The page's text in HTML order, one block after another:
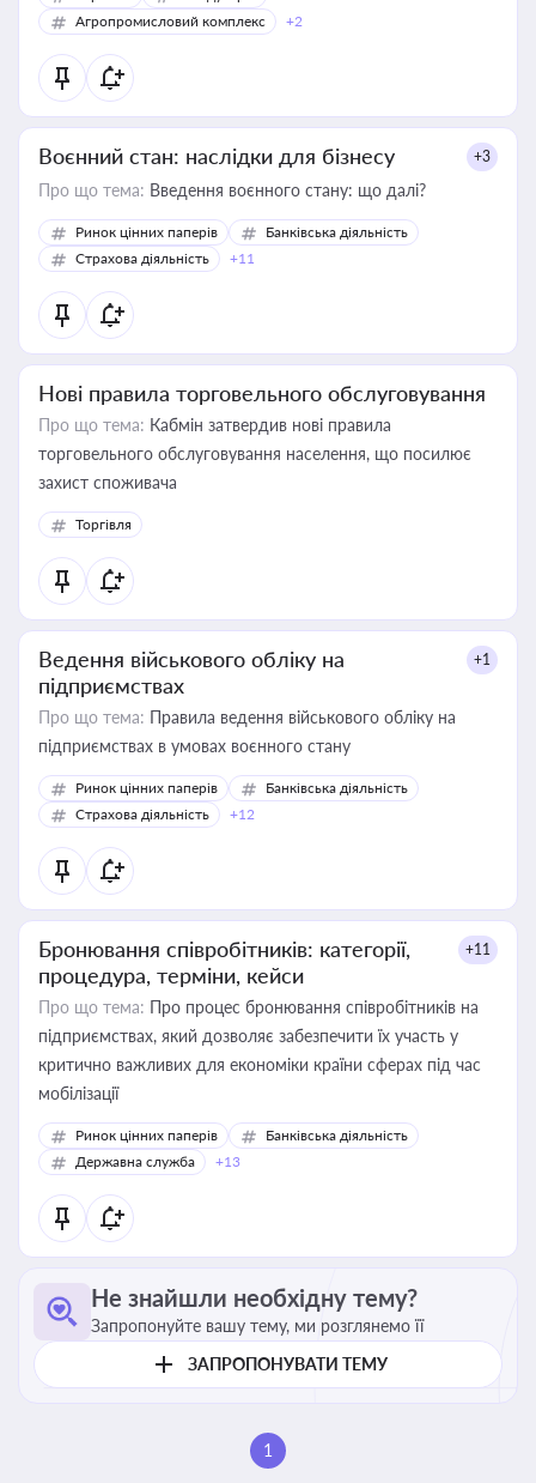
Агропромисловий комплекс
+2
Воєнний стан: наслідки для бізнесу +3
Про що тема: Введення воєнного стану: що далі?
Ринок цінних паперів
Банківська діяльність
Страхова діяльність
+11
Нові правила торговельного обслуговування
Про що тема: Кабмін затвердив нові правила
торговельного обслуговування населення, що посилює
захист споживача
Торгівля
Ведення військового обліку на
підприємствах
+1
Про що тема: Правила ведення військового обліку на
підприємствах в умовах воєнного стану
Ринок цінних паперів
Банківська діяльність
Страхова діяльність
+12
Бронювання співробітників: категорії,
процедура, терміни, кейси
+11
Про що тема: Про процес бронювання співробітників на
підприємствах, який дозволяє забезпечити їх участь у
критично важливих для економіки країни сферах під час
мобілізації
Ринок цінних паперів
Банківська діяльність
Державна служба
+13
Не знайшли необхідну тему?
Запропонуйте вашу тему, ми розглянемо її
ЗАПРОПОНУВАТИ ТЕМУ
1